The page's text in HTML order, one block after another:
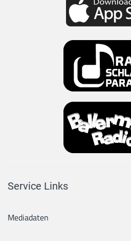
Service Links
Mediadaten